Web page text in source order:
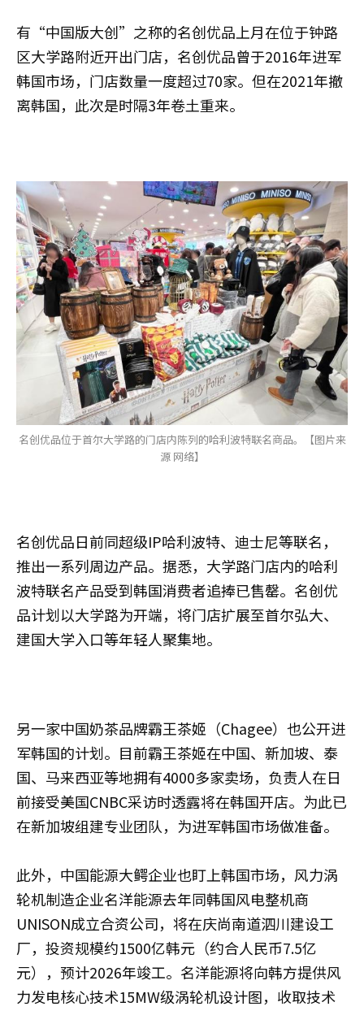
有“中国版大创”之称的名创优品上月在位于钟路
区大学路附近开出门店，名创优品曾于2016年进军
韩国市场，门店数量一度超过70家。但在2021年撤
离韩国，此次是时隔3年卷土重来。
名创优品位于首尔大学路的门店内陈列的哈利波特联名商品。【图片来
源 网络】
名创优品日前同超级IP哈利波特、迪士尼等联名，
推出一系列周边产品。据悉，大学路门店内的哈利
波特联名产品受到韩国消费者追捧已售罄。名创优
品计划以大学路为开端，将门店扩展至首尔弘大、
建国大学入口等年轻人聚集地。
另一家中国奶茶品牌霸王茶姬（Chagee）也公开进
军韩国的计划。目前霸王茶姬在中国、新加坡、泰
国、马来西亚等地拥有4000多家卖场，负责人在日
前接受美国CNBC采访时透露将在韩国开店。为此已
在新加坡组建专业团队，为进军韩国市场做准备。
此外，中国能源大鳄企业也盯上韩国市场，风力涡
轮机制造企业名洋能源去年同韩国风电整机商
UNISON成立合资公司，将在庆尚南道泗川建设工
厂，投资规模约1500亿韩元（约合人民币7.5亿
元），预计2026年竣工。名洋能源将向韩方提供风
力发电核心技术15MW级涡轮机设计图，收取技术